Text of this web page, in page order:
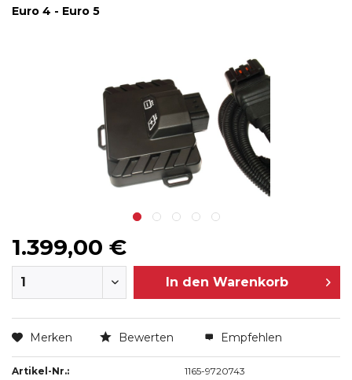
Euro 4 - Euro 5
1.399,00 €
In den Warenkorb
Merken Bewerten Empfehlen
Artikel-Nr.: 1165-9720743